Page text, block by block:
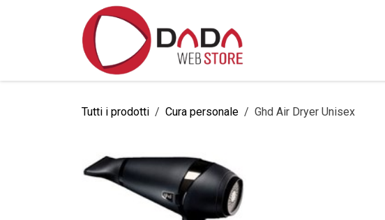
Tutti i prodotti Cura personale Ghd Air Dryer Unisex